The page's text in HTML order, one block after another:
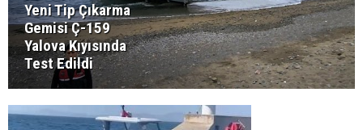
Yeni Tip Çıkarma
Gemisi Ç-159
Yalova Kıyısında
Test Edildi